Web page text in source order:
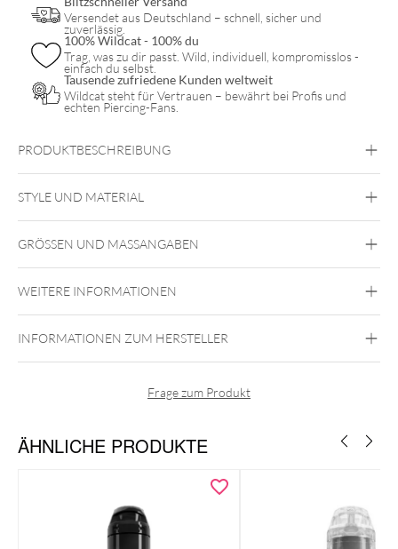
Versendet aus Deutschland – schnell, sicher und
zuverlässig.
100% Wildcat - 100% du
Trag, was zu dir passt. Wild, individuell, kompromisslos -
einfach du selbst.
Tausende zufriedene Kunden weltweit
Wildcat steht für Vertrauen – bewährt bei Profis und
echten Piercing-Fans.
PRODUKTBESCHREIBUNG
Volumen: 15ml
Hergestellt unter Verwendung des Qualitätskontrollsystems
STYLE UND MATERIAL
Perma Blend
GRÖSSEN UND MASSANGABEN
WEITERE INFORMATIONEN
INFORMATIONEN ZUM HERSTELLER
Frage zum Produkt
ÄHNLICHE PRODUKTE